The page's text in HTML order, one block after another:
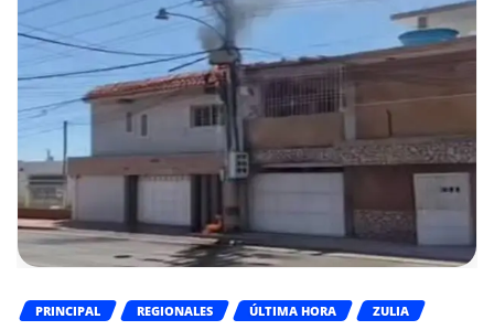
PRINCIPAL REGIONALES ÚLTIMA HORA ZULIA